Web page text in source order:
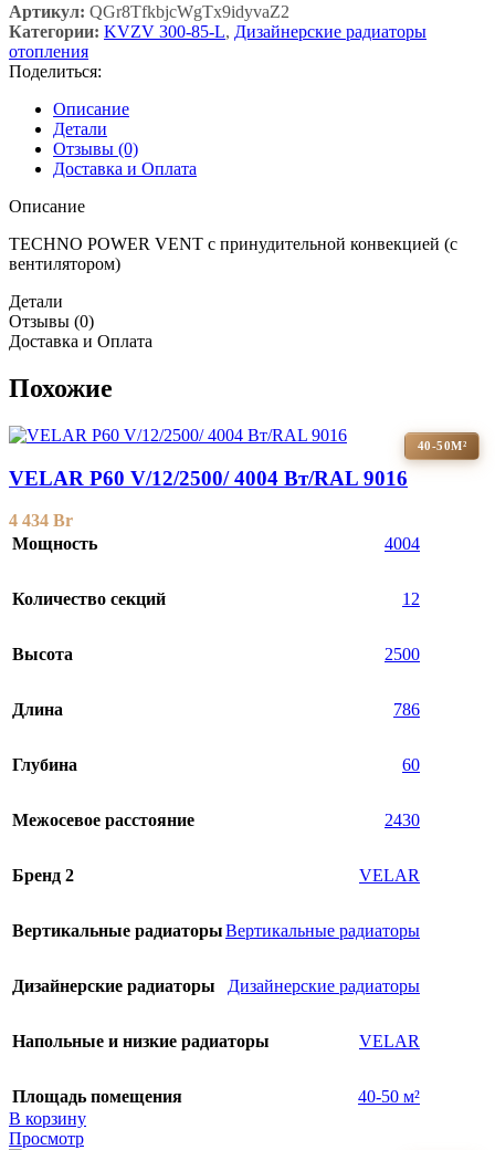
Артикул: QGr8TfkbjcWgTx9idyvaZ2
Категории: KVZV 300-85-L, Дизайнерские радиаторы
отопления
Поделиться:
Описание
Детали
Отзывы (0)
Доставка и Оплата
Описание
TECHNO POWER VENT с принудительной конвекцией (c
вентилятором)
Детали
Отзывы (0)
Доставка и Оплата
Похожие
40-50М²
VELAR P60 V/12/2500/ 4004 Bт/RAL 9016
4 434 Br
Мощность
4004
Количество секций 12
Высота 2500
Длина 786
Глубина 60
Межосевое расстояние 2430
Бренд 2 VELAR
Вертикальные радиаторыВертикальные радиаторы
Дизайнерские радиаторы Дизайнерские радиаторы
Напольные и низкие радиаторы VELAR
Площадь помещения
40-50 м²
В корзину
Просмотр